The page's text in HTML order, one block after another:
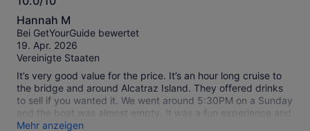
10.0
von
10
Hannah M
Bei GetYourGuide bewertet
19. Apr. 2026
Vereinigte Staaten
It’s very good value for the price. It’s an hour long cruise to
the bridge and around Alcatraz Island. They offered drinks
to sell if you wanted it. We went around 5:30PM on a Sunday
and the boat was almost empty. It was a fun experience and
I highly recommend it.
Mehr anzeigen